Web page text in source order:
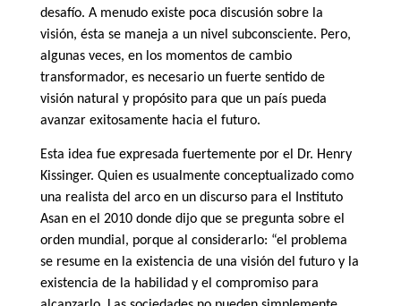
desafío. A menudo existe poca discusión sobre la
visión, ésta se maneja a un nivel subconsciente. Pero,
algunas veces, en los momentos de cambio
transformador, es necesario un fuerte sentido de
visión natural y propósito para que un país pueda
avanzar exitosamente hacia el futuro.
Esta idea fue expresada fuertemente por el Dr. Henry
Kissinger. Quien es usualmente conceptualizado como
una realista del arco en un discurso para el Instituto
Asan en el 2010 donde dijo que se pregunta sobre el
orden mundial, porque al considerarlo: “el problema
se resume en la existencia de una visión del futuro y la
existencia de la habilidad y el compromiso para